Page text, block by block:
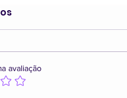
avaliação